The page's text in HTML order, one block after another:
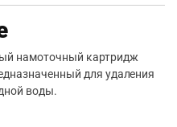
намоточный картридж
для удаления
воды.